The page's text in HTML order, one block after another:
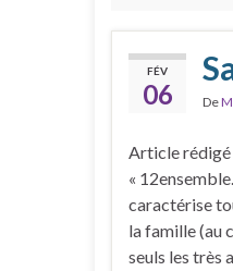
FÉV
06 De
Article rédigé
«
caractérise
la famille (au
seuls les très